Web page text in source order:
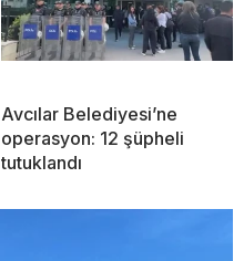
Avcılar Belediyesi’ne
operasyon: 12 şüpheli
tutuklandı